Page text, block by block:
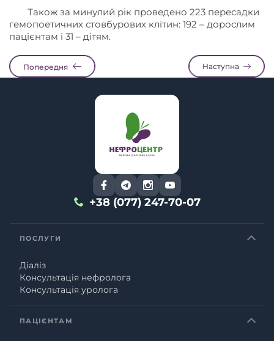
Також за минулий рік проведено 223 пересадки
гемопоетичних стовбурових клітин: 192 – дорослим
пацієнтам і 31 – дітям.
Попередня Наступна
+38 (077) 247-70-07
ПОСЛУГИ
Діаліз
Консультація нефролога
Консультація уролога
ПАЦІЄНТАМ